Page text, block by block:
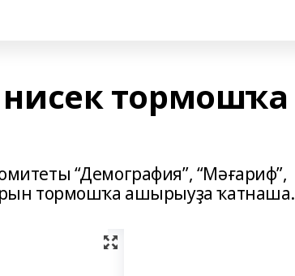
тормошҡа
“Демография”, “Мәғариф”,
тормошҡа ашырыуҙа ҡатнаша.